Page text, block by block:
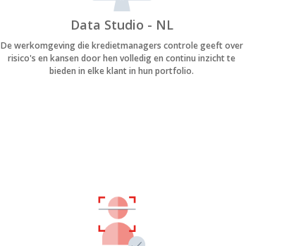
Data Studio - NL
De werkomgeving die kredietmanagers controle geeft over
risico's en kansen door hen volledig en continu inzicht te
bieden in elke klant in hun portfolio.